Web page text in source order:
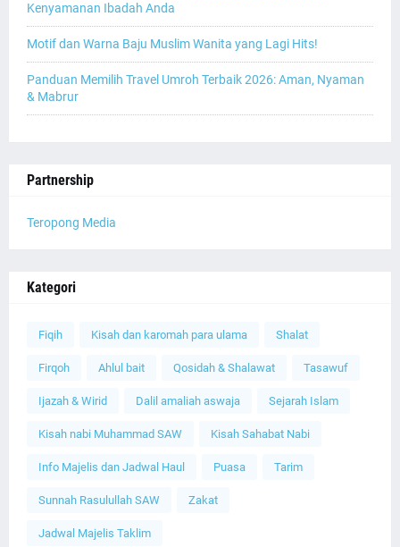
Kenyamanan Ibadah Anda
Motif dan Warna Baju Muslim Wanita yang Lagi Hits!
Panduan Memilih Travel Umroh Terbaik 2026: Aman, Nyaman
& Mabrur
Partnership
Teropong Media
Kategori
Fiqih Kisah dan karomah para ulama Shalat
Firqoh Ahlul bait Qosidah & Shalawat Tasawuf
Ijazah & Wirid Dalil amaliah aswaja Sejarah Islam
Kisah nabi Muhammad SAW Kisah Sahabat Nabi
Info Majelis dan Jadwal Haul Puasa Tarim
Sunnah Rasulullah SAW Zakat
Jadwal Majelis Taklim